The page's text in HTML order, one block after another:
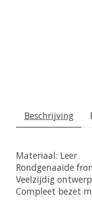
Beschrijving
Materiaal: Leer
Rondgenaaide
Veelzijdig ontwerp
Compleet bezet